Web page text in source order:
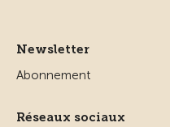
Newsletter
Abonnement
Réseaux sociaux